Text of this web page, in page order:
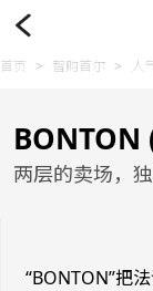
首页 > 智购首尔 > 人
BONTON
两层的卖场，
“BONTON”把